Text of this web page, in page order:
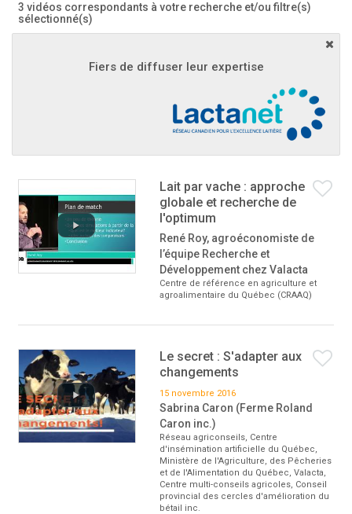
3 vidéos correspondants à votre recherche et/ou filtre(s)
sélectionné(s)
Fiers de diffuser leur expertise
Lait par vache : approche
globale et recherche de
l'optimum
René Roy, agroéconomiste de
l’équipe Recherche et
Développement chez Valacta
Centre de référence en agriculture et
agroalimentaire du Québec (CRAAQ)
Le secret : S'adapter aux
changements
15 novembre 2016
Sabrina Caron (Ferme Roland
Caron inc.)
Réseau agriconseils, Centre
d'insémination artificielle du Québec,
Ministère de l'Agriculture, des Pêcheries
et de l'Alimentation du Québec, Valacta,
Centre multi-conseils agricoles, Conseil
provincial des cercles d'amélioration du
bétail inc.